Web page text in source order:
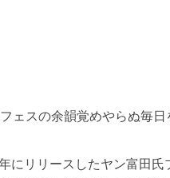
ェスの余韻覚めやらぬ毎日
にリリースしたヤン富田